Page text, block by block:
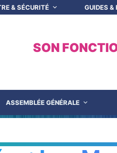
& SÉCURITÉ GUIDES &
SON
ASSEMBLÉE GÉNÉRALE